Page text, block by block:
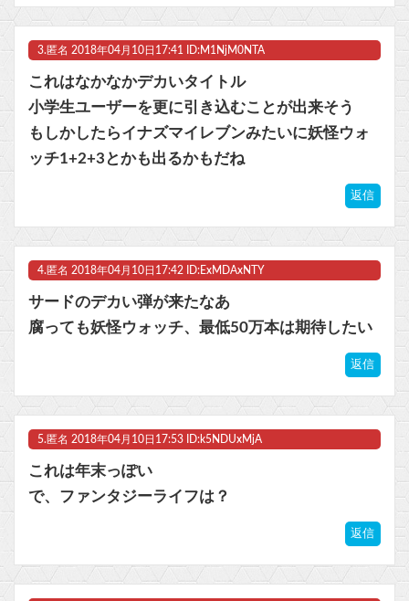
3. 匿名 2018年04月10日17:41 ID:M1NjM0NTA
これはなかなかデカいタイトル
小学生ユーザーを更に引き込むことが出来そう
もしかしたらイナズマイレブンみたいに妖怪ウォ
ッチ1+2+3とかも出るかもだね
返信
4. 匿名 2018年04月10日17:42 ID:ExMDAxNTY
サードのデカい弾が来たなあ
腐っても妖怪ウォッチ、最低50万本は期待したい
返信
5. 匿名 2018年04月10日17:53 ID:k5NDUxMjA
これは年末っぽい
で、ファンタジーライフは？
返信